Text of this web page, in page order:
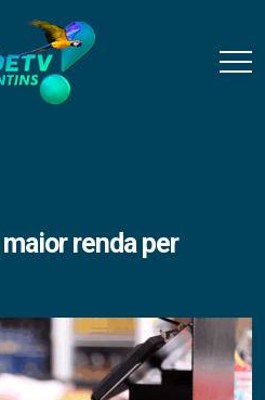
renda per